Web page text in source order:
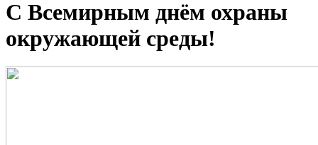
С Всемирным днём охраны
окружающей среды!